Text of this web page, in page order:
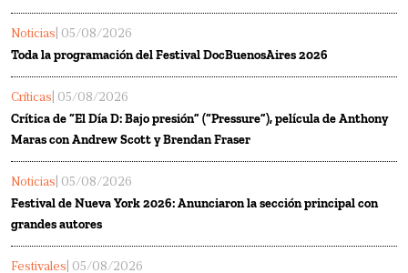
Noticias | 05/08/2026
Toda la programación del Festival DocBuenosAires 2026
Críticas | 05/08/2026
Crítica de “El Día D: Bajo presión” (“Pressure”), película de Anthony
Maras con Andrew Scott y Brendan Fraser
Noticias | 05/08/2026
Festival de Nueva York 2026: Anunciaron la sección principal con
grandes autores
Festivales | 05/08/2026